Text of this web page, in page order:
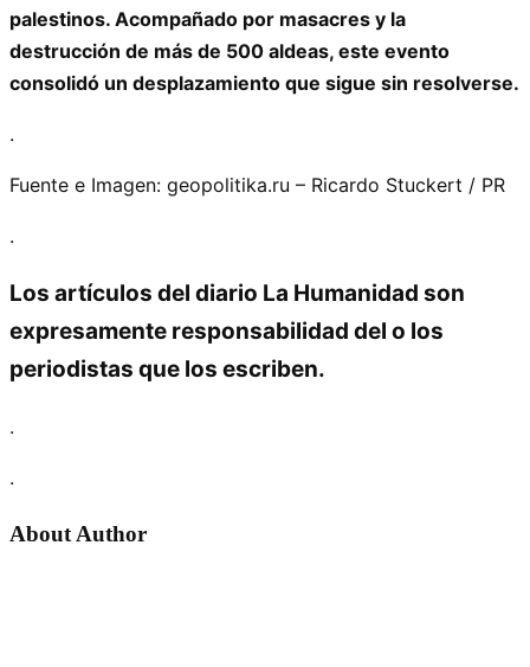
palestinos. Acompañado por masacres y la
destrucción de más de 500 aldeas, este evento
consolidó un desplazamiento que sigue sin resolverse.
.
Fuente e Imagen: geopolitika.ru – Ricardo Stuckert / PR
.
Los artículos del diario La Humanidad son
expresamente responsabilidad del o los
periodistas que los escriben.
.
.
About Author